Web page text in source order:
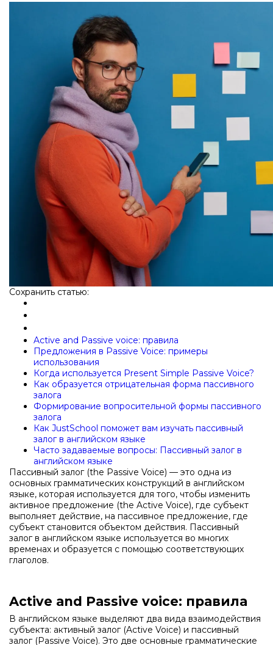
Сохранить статью:
Active and Passive voice: правила
Предложения в Passive Voice: примеры
использования
Когда используется Present Simple Passive Voice?
Как образуется отрицательная форма пассивного
залога
Формирование вопросительной формы пассивного
залога
Как JustSchool поможет вам изучать пассивный
залог в английском языке
Часто задаваемые вопросы: Пассивный залог в
английском языке
Пассивный залог (the Passive Voice) — это одна из
основных грамматических конструкций в английском
языке, которая используется для того, чтобы изменить
активное предложение (the Active Voice), где субъект
выполняет действие, на пассивное предложение, где
субъект становится объектом действия. Пассивный
залог в английском языке используется во многих
временах и образуется с помощью соответствующих
глаголов.
Active and Passive voice: правила
В английском языке выделяют два вида взаимодействия
субъекта: активный залог (Active Voice) и пассивный
залог (Passive Voice). Это две основные грамматические